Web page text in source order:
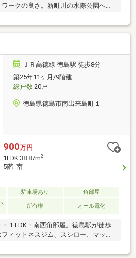
ークの良さ。新町川の水際公園へ散
は、楽しみな「とくしまマルシェ」
！●こんな魅力がいっぱい！！・2階
でも階段が利用できるのが安心・便
場なので生活音の心配は少ないのが
園が近くにあり、ペットのお散歩も安
・ハウスクリーニング実施済み。・辻
（259ｍ）・JR徳島駅 徒歩7分
コ 徒歩4分（319ｍ）・新町川水際
）
ＪＲ高徳線 徳島駅 徒歩8分
築25年11ヶ月/9階建
総戸数20戸
徳島県徳島市南出来島町１
900万円
1LDK 38.87m2
5階 南
駐車場あり
角部屋
所有権 オール電化
１LDK・南西角部屋。徳島駅が徒歩
ィットネスジム、スシロー、マッ
あり。宅配ボックスあり。室内は綺